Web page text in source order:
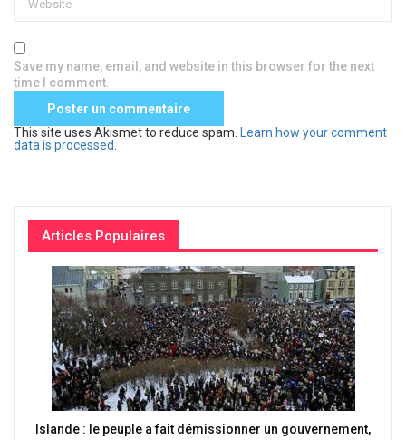
Save my name, email, and website in this browser for the next
time I comment.
This site uses Akismet to reduce spam. Learn how your comment
data is processed.
Articles Populaires
Islande : le peuple a fait démissionner un gouvernement,